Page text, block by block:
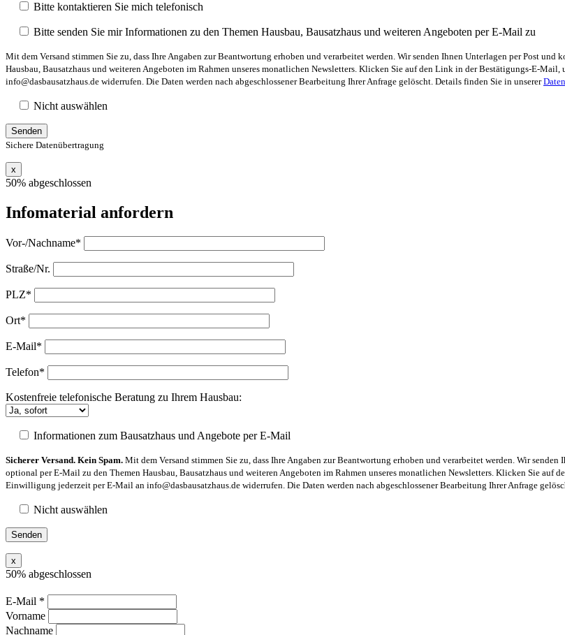
Bitte kontaktieren Sie mich telefonisch
Bitte senden Sie mir Informationen zu den Themen Hausbau, Bausatzhaus und weiteren Angeboten per E-Mail zu
Mit dem Versand stimmen Sie zu, dass Ihre Angaben zur Beantwortung erhoben und verarbeitet werden. Wir senden Ihnen Unterlagen per Post
Hausbau, Bausatzhaus und weiteren Angeboten im Rahmen unseres monatlichen Newsletters. Klicken Sie auf den Link in der Bestätigungs-E-
info@dasbausatzhaus.de widerrufen. Die Daten werden nach abgeschlossener Bearbeitung Ihrer Anfrage gelöscht. Details finden Sie in unserer
Nicht auswählen
Sichere Datenübertragung
x
50% abgeschlossen
Infomaterial anfordern
Vor-/Nachname*
Straße/Nr.
PLZ*
Ort*
E-Mail*
Telefon*
Kostenfreie telefonische Beratung zu Ihrem Hausbau:
Informationen zum Bausatzhaus und Angebote per E-Mail
Sicherer Versand. Kein Spam. Mit dem Versand stimmen Sie zu, dass Ihre Angaben zur Beantwortung erhoben und verarbeitet werden. Wir
optional per E-Mail zu den Themen Hausbau, Bausatzhaus und weiteren Angeboten im Rahmen unseres monatlichen Newsletters. Klicken Sie
Einwilligung jederzeit per E-Mail an info@dasbausatzhaus.de widerrufen. Die Daten werden nach abgeschlossener Bearbeitung Ihrer Anfrage
Nicht auswählen
x
50% abgeschlossen
E-Mail *
Vorname
Nachname